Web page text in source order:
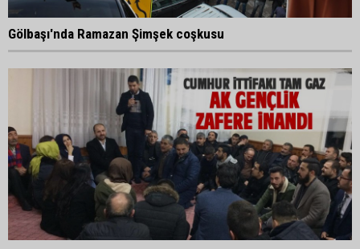
Gölbaşı'nda Ramazan Şimşek coşkusu